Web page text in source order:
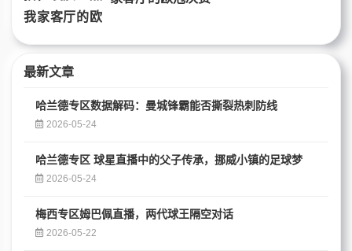
最新文章
哈兰德专区数据解码：曼城锋霸能否撕裂热刺防线
2026-05-24
哈兰德专区 球星直播中的父子传承，挪威小镇的足球梦
2026-05-24
梅西专区姆巴佩直播，两代球王隔空对话
2026-05-22